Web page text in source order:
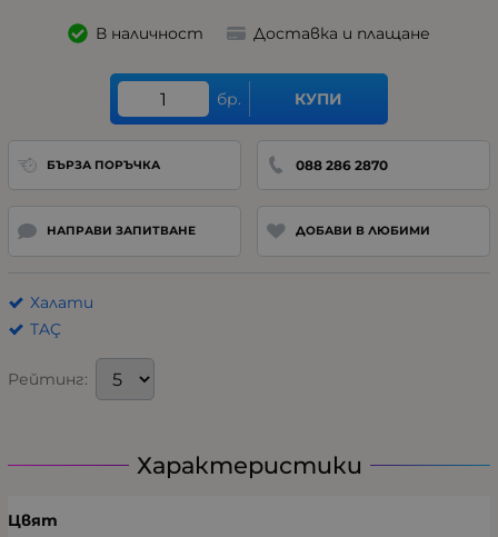
В наличност Доставка и плащане
бр. КУПИ
БЪРЗА ПОРЪЧКА 088 286 2870
НАПРАВИ ЗАПИТВАНЕ ДОБАВИ В ЛЮБИМИ
Халати
TAÇ
Рейтинг:
Характеристики
Цвят